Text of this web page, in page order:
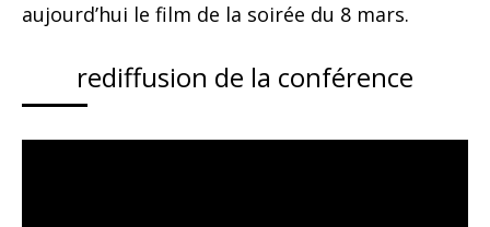
aujourd’hui le film de la soirée du 8 mars.
rediffusion de la conférence